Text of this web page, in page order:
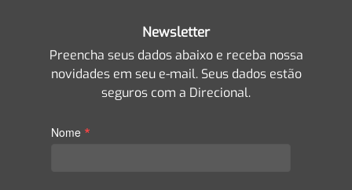
Newsletter
Preencha seus dados abaixo e receba nossa
novidades em seu e-mail. Seus dados estão
seguros com a Direcional.
Nome *